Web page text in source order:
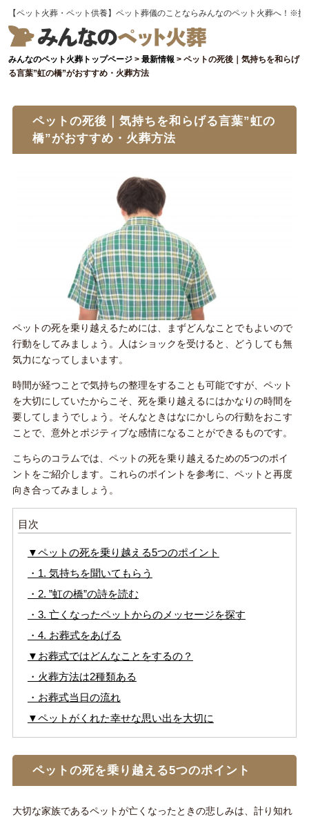
【ペット火葬・ペット供養】ペット葬儀のことならみんなのペット火葬へ！※
みんなのペット火葬トップページ >最新情報 >ペットの死後｜気持ちを和らげ
る言葉”虹の橋”がおすすめ・火葬方法
ペットの死後｜気持ちを和らげる言葉”虹の
橋”がおすすめ・火葬方法
ペットの死を乗り越えるためには、まずどんなことでもよいので
行動をしてみましょう。人はショックを受けると、どうしても無
気力になってしまいます。
時間が経つことで気持ちの整理をすることも可能ですが、ペット
を大切にしていたからこそ、死を乗り越えるにはかなりの時間を
要してしまうでしょう。そんなときはなにかしらの行動をおこす
ことで、意外とポジティブな感情になることができるものです。
こちらのコラムでは、ペットの死を乗り越えるための5つのポイ
ントをご紹介します。これらのポイントを参考に、ペットと再度
向き合ってみましょう。
目次
▼ペットの死を乗り越える5つのポイント
・1. 気持ちを聞いてもらう
・2. ”虹の橋”の詩を読む
・3. 亡くなったペットからのメッセージを探す
・4. お葬式をあげる
▼お葬式ではどんなことをするの？
・火葬方法は2種類ある
・お葬式当日の流れ
▼ペットがくれた幸せな思い出を大切に
ペットの死を乗り越える5つのポイント
大切な家族であるペットが亡くなったときの悲しみは、計り知れ